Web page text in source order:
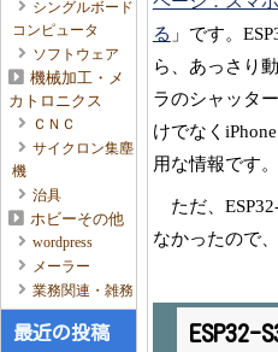
シングルボード
コンピュータ
ソフトウェア
機械加工・メ
カトロニクス
ＣＮＣ
サイクロン集塵
機
治具
ホビーその他
wordpress
メーラー
業務関連・雑務
最近の投稿
る 」です。
ら、あっさり
ラのシャッタ
けでなく
用な情報です。
ただ、
なかったので
ESP32-